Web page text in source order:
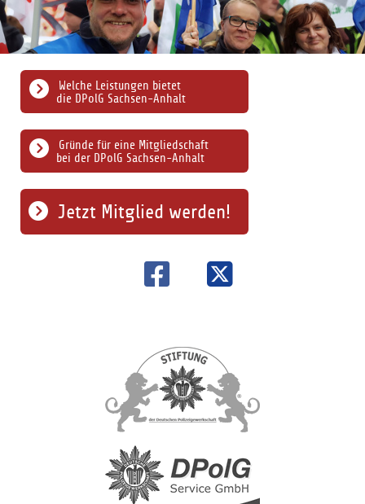
Gründe für eine Mitgliedschaft
bei der DPolG Sachsen-Anhalt
Welche Leistungen bietet
die DPolG Sachsen-Anhalt
Jetzt Mitglied werden!